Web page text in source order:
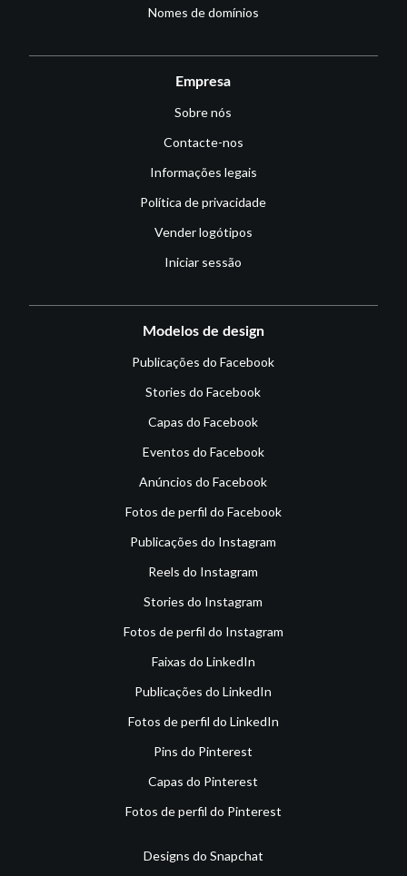
Nomes de domínios
Empresa
Sobre nós
Contacte-nos
Informações legais
Política de privacidade
Vender logótipos
Iniciar sessão
Modelos de design
Publicações do Facebook
Stories do Facebook
Capas do Facebook
Eventos do Facebook
Anúncios do Facebook
Fotos de perfil do Facebook
Publicações do Instagram
Reels do Instagram
Stories do Instagram
Fotos de perfil do Instagram
Faixas do LinkedIn
Publicações do LinkedIn
Fotos de perfil do LinkedIn
Pins do Pinterest
Capas do Pinterest
Fotos de perfil do Pinterest
Designs do Snapchat